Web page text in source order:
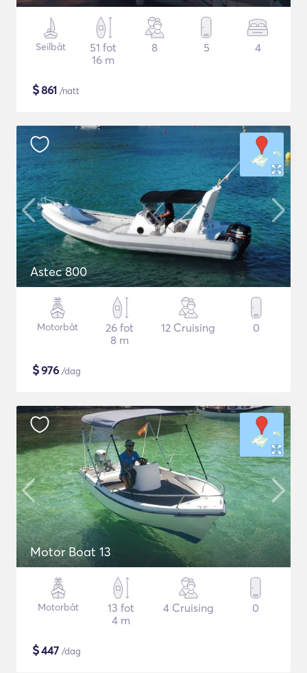
Seilbåt
51 fot
16 m
8 5 4
$861 /natt
Astec 800
Motorbåt
26 fot
8 m
12 Cruising 0
$976 /dag
Motor Boat 13
Motorbåt
13 fot
4 m
4 Cruising 0
$447 /dag